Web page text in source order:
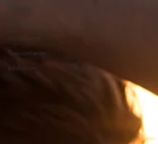
Alcoolisme
Toxicomanie
addiction